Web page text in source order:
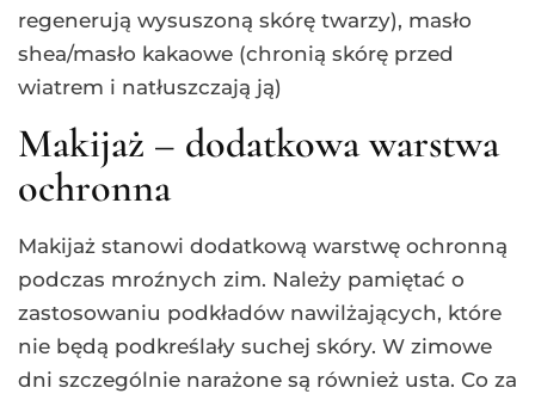
regenerują wysuszoną skórę twarzy), masło
shea/masło kakaowe (chronią skórę przed
wiatrem i natłuszczają ją)
Makijaż – dodatkowa warstwa
ochronna
Makijaż stanowi dodatkową warstwę ochronną
podczas mroźnych zim. Należy pamiętać o
zastosowaniu podkładów nawilżających, które
nie będą podkreślały suchej skóry. W zimowe
dni szczególnie narażone są również usta. Co za